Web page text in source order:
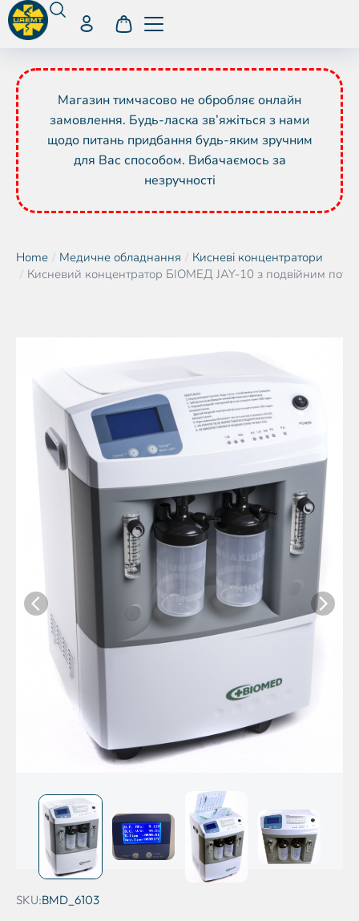
Магазин тимчасово не обробляє онлайн
замовлення. Будь-ласка зв’яжіться з нами
щодо питань придбання будь-яким зручним
для Вас способом. Вибачаємось за
незручності
You are here:
Home Медичне обладнання
Кисневі концентратори
Кисневий концентратор БІОМЕД JAY-10 з подвійним
SKU:BMD_6103